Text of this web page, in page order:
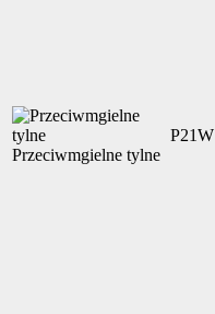
Przeciwmgielne tylne
P21W